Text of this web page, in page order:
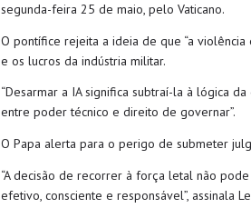
segunda-feira 25 de maio, pelo Vaticano.
O pontífice rejeita a ideia de que “a violência
e os lucros da indústria militar.
“Desarmar a IA significa subtraí-la à lógica
entre poder técnico e direito de governar”.
O Papa alerta para o perigo de submeter
“A decisão de recorrer à força letal não
efetivo, consciente e responsável”, assinala